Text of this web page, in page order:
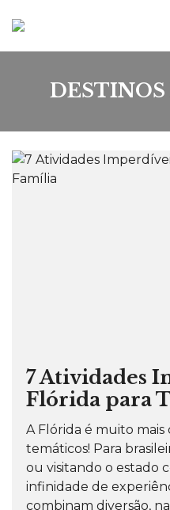
7 Atividades
Flórida para
A Flórida é muito
temáticos! Para
ou visitando o estado
infinidade de
combinam diversão,